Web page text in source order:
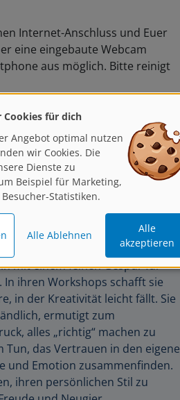
Internet-Anschluss und Euer
eine eingebaute Webcam
aus möglich. Bitte reinigt
vor Start der Live-Session
überprüfen!
mit einem feinen Gespür für
ihren Workshops schafft sie
in der Kreativität leicht fällt. Sie
ermutigt zum
alles „richtig“ machen zu
das Vertrauen in den eigenen
und Emotion zusammenfinden.
ihren persönlichen Stil zu
und Neugier.
Angebot optimal nutzen
wir Cookies. Die
Dienste zu
Beispiel für Marketing,
Statistiken.
Alle
akzeptieren